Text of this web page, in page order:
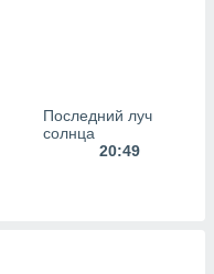
Последний луч
солнца
20:49